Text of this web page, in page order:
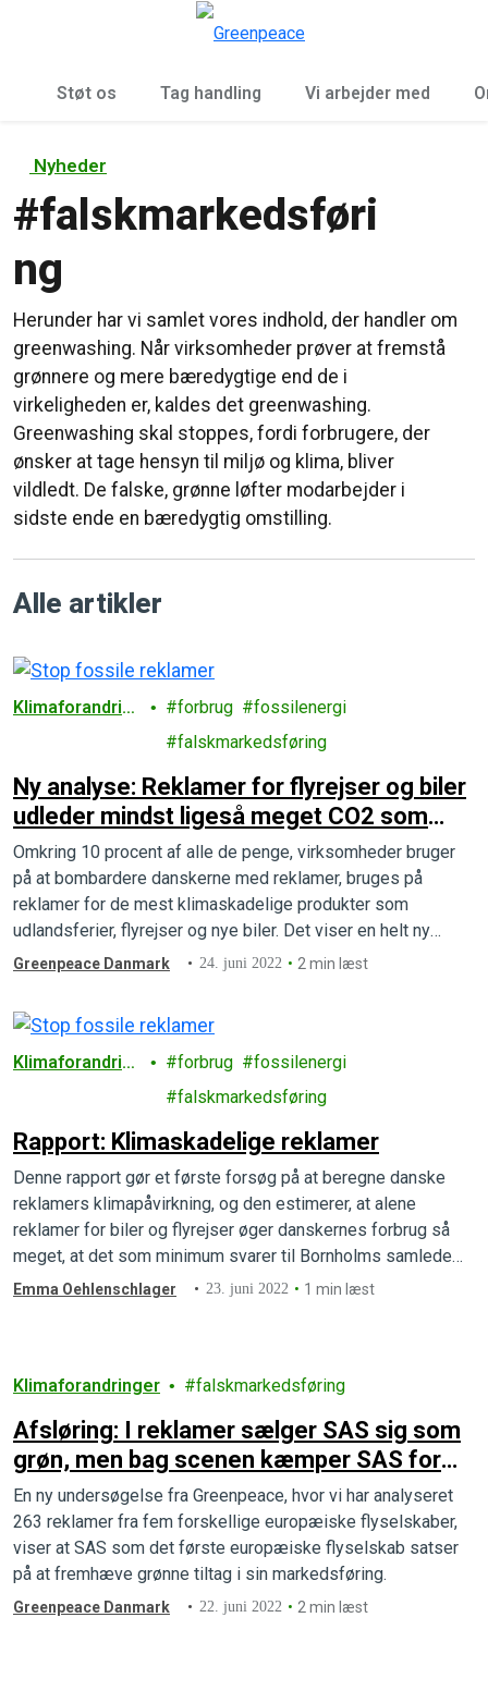
Støt os Tag handling Vi arbejder med
Nyheder
#falskmarkedsføri
ng
Herunder har vi samlet vores indhold, der handler om
greenwashing. Når virksomheder prøver at fremstå
grønnere og mere bæredygtige end de i
virkeligheden er, kaldes det greenwashing.
Greenwashing skal stoppes, fordi forbrugere, der
ønsker at tage hensyn til miljø og klima, bliver
vildledt. De falske, grønne løfter modarbejder i
sidste ende en bæredygtig omstilling.
Alle artikler
Klimaforandrin
forbrug
fossilenergi
falskmarkedsføring
Ny analyse: Reklamer for flyrejser og biler
udleder mindst ligeså meget CO2 som
Bornholm
Omkring 10 procent af alle de penge, virksomheder bruger
på at bombardere danskerne med reklamer, bruges på
reklamer for de mest klimaskadelige produkter som
udlandsferier, flyrejser og nye biler. Det viser en helt ny
analyse.
Greenpeace Danmark 24. juni 2022 2 min læst
Klimaforandrin
forbrug
fossilenergi
falskmarkedsføring
Rapport: Klimaskadelige reklamer
Denne rapport gør et første forsøg på at beregne danske
reklamers klimapåvirkning, og den estimerer, at alene
reklamer for biler og flyrejser øger danskernes forbrug så
meget, at det som minimum svarer til Bornholms samlede
udledninger.
Emma Oehlenschlager 23. juni 2022 1 min læst
Klimaforandringer falskmarkedsføring
Afsløring: I reklamer sælger SAS sig som
grøn, men bag scenen kæmper SAS for
flybranchens ret til at fortsætte med at
forurene
En ny undersøgelse fra Greenpeace, hvor vi har analyseret
263 reklamer fra fem forskellige europæiske flyselskaber,
viser at SAS som det første europæiske flyselskab satser
på at fremhæve grønne tiltag i sin markedsføring.
Greenpeace Danmark 22. juni 2022 2 min læst